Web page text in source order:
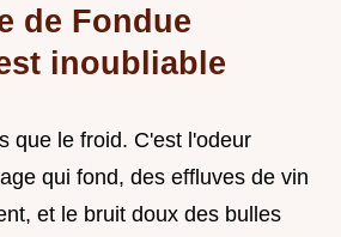
de Fondue
inoubliable
que le froid. C'est l'odeur
qui fond, des effluves de vin
et le bruit doux des bulles